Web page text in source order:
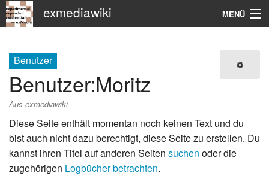
exmediawiki MENÜ
KHM
Benutzer
Benutzer:Moritz
Aus exmediawiki
Diese Seite enthält momentan noch keinen Text und du
bist auch nicht dazu berechtigt, diese Seite zu erstellen. Du
kannst ihren Titel auf anderen Seiten suchen oder die
zugehörigen Logbücher betrachten.